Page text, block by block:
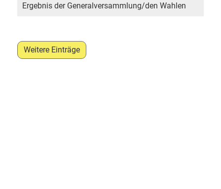
Ergebnis der Generalversammlung/den Wahlen
Weitere Einträge